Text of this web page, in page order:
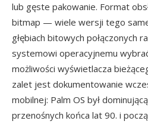
lub gęste pakowanie. Format
bitmap — wiele wersji tego
głębiach bitowych połączonych
systemowi operacyjnemu
możliwości wyświetlacza
zalet jest dokumentowanie
mobilnej: Palm OS był
przenośnych końca lat 90. i